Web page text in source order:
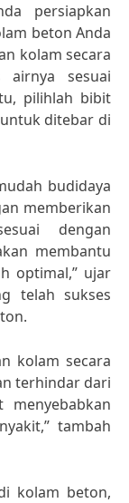
persiapkan
beton Anda
kolam secara
airnya sesuai
pilihlah bibit
ditebar di
budidaya
memberikan
dengan
membantu
optimal,” ujar
telah sukses
kolam secara
terhindar dari
tambah
kolam beton,